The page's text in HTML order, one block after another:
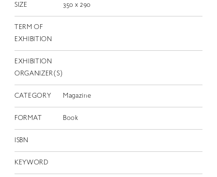
SIZE 350 x 290
TERM OF
EXHIBITION
EXHIBITION
ORGANIZER(S)
CATEGORY Magazine
FORMAT Book
ISBN
KEYWORD